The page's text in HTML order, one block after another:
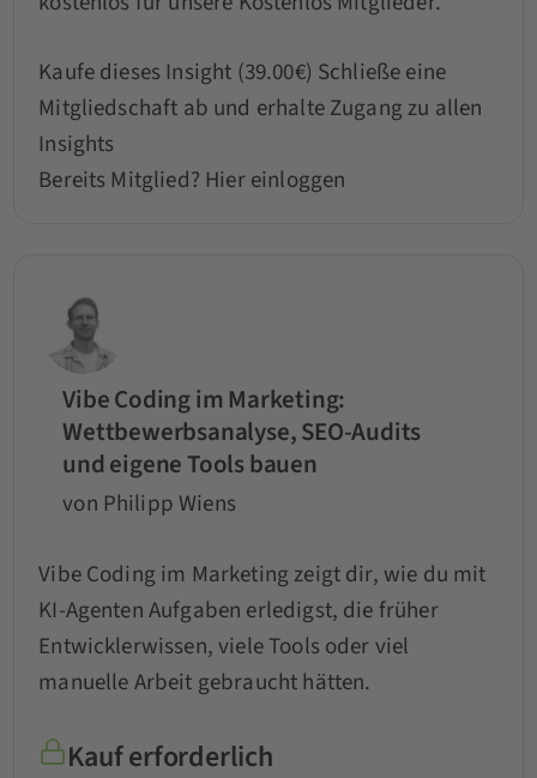
Kaufe dieses Insight (39.00€) Schließe eine
Mitgliedschaft ab und erhalte Zugang zu allen
Insights
Bereits Mitglied? Hier einloggen
Vibe Coding im Marketing:
Wettbewerbsanalyse, SEO-Audits
und eigene Tools bauen
von Philipp Wiens
Vibe Coding im Marketing zeigt dir, wie du mit
KI-Agenten Aufgaben erledigst, die früher
Entwicklerwissen, viele Tools oder viel
manuelle Arbeit gebraucht hätten.
Kauf erforderlich